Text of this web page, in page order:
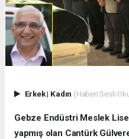
Erkek| Kadın (Haberi Sesli
Gebze Endüstri Meslek
yapmış olan Cantürk